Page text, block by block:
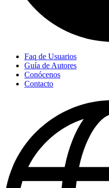
Faq de Usuarios
Guía de Autores
Conócenos
Contacto